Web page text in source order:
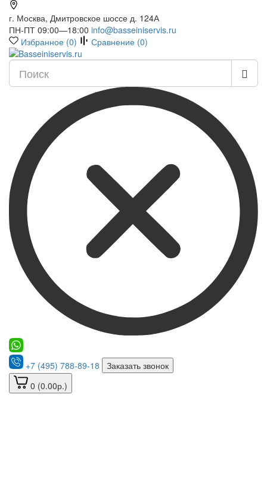
г. Москва, Дмитровское шоссе д. 124А
ПН-ПТ 09:00—18:00 info@basseiniservis.ru
Избранное (0) Сравнение (0)
+7 (495) 788-89-18
Заказать звонок
0 (0.00р.)